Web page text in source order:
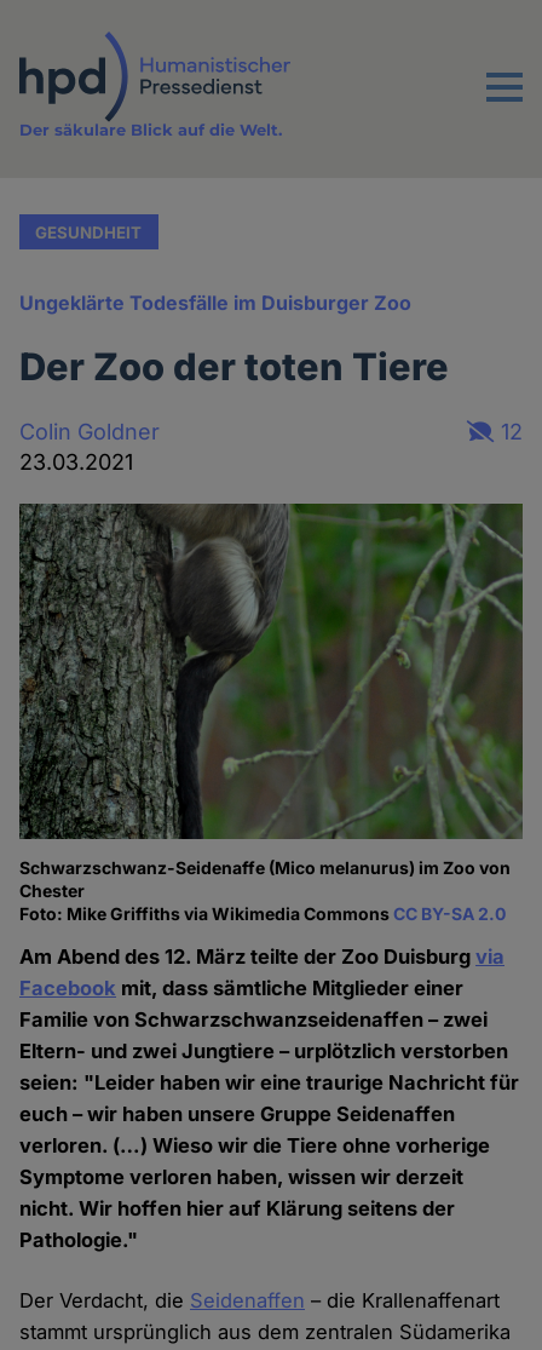
Inhalt
Menu
Der säkulare Blick auf die Welt.
GESUNDHEIT
Ungeklärte Todesfälle im Duisburger Zoo
Der Zoo der toten Tiere
Colin Goldner
23.03.2021
12
Schwarzschwanz-Seidenaffe (Mico melanurus) im Zoo von
Chester
Foto: Mike Griffiths via Wikimedia CommonsCC BY-SA 2.0
Am Abend des 12. März teilte der Zoo Duisburgvia
Facebook mit, dass sämtliche Mitglieder einer
Familie von Schwarzschwanzseidenaffen – zwei
Eltern- und zwei Jungtiere –urplötzlich verstorben
seien: "Leider haben wir eine traurige Nachricht für
euch – wir haben unsere Gruppe Seidenaffen
verloren. (…) Wieso wir die Tiere ohne vorherige
Symptome verloren haben, wissen wir derzeit
nicht. Wir hoffen hier auf Klärung seitens der
Pathologie."
Der Verdacht, die Seidenaffen – die Krallenaffenart
stammt ursprünglich aus dem zentralen Südamerika